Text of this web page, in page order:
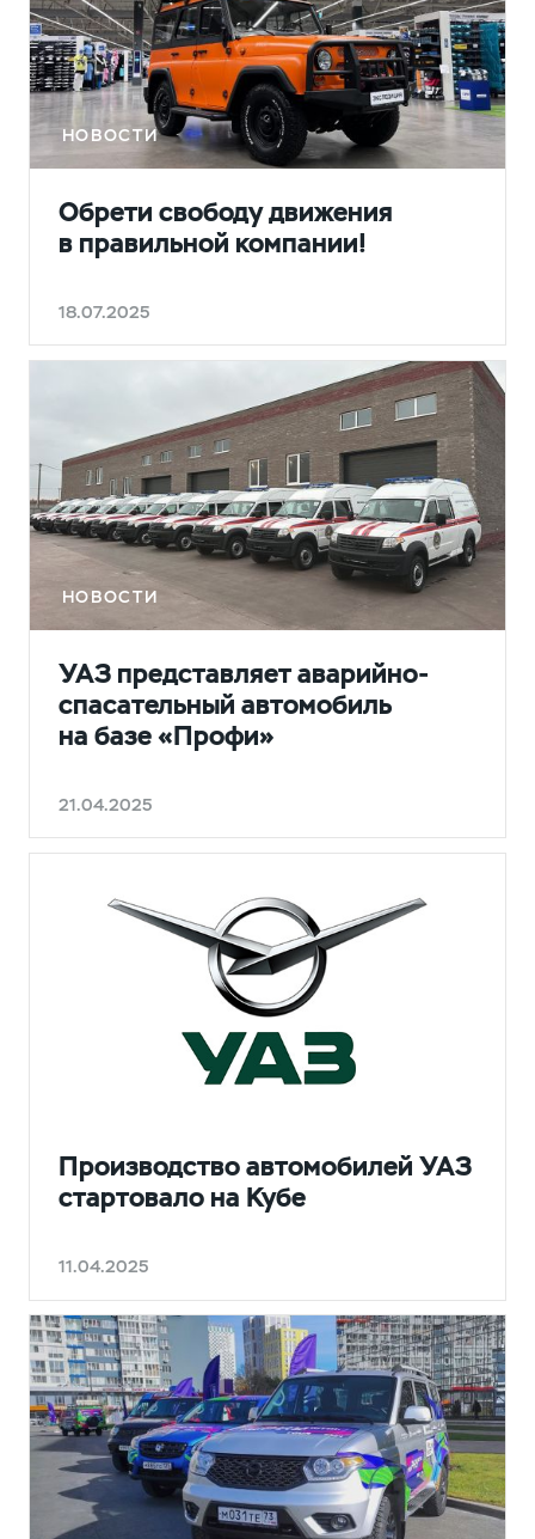
НОВОСТИ
Обрети свободу движения
в правильной компании!
18.07.2025
НОВОСТИ
УАЗ представляет аварийно-
спасательный автомобиль
на базе «Профи»
21.04.2025
Производство автомобилей УАЗ
стартовало на Кубе
11.04.2025